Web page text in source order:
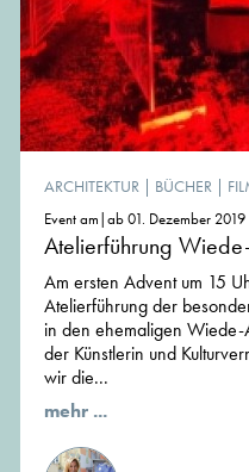
ARCHITEKTUR | BÜCHER |
Event am|ab 01. Dezember 2019
Atelierführung
Am ersten Advent um 15
Atelierführung der
in den ehemaligen
der Künstlerin und
wir die...
mehr ...